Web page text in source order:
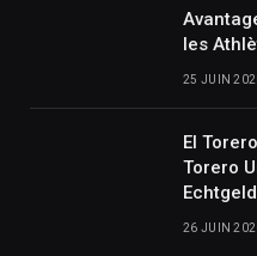
les
25 JUIN
El
Torero
Echtgeld
26 JUIN